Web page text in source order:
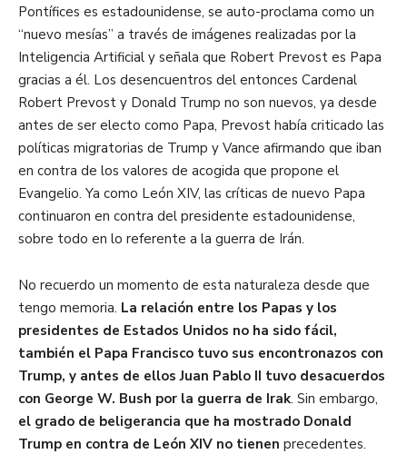
Pontífices es estadounidense, se auto-proclama como un
“nuevo mesías” a través de imágenes realizadas por la
Inteligencia Artificial y señala que Robert Prevost es Papa
gracias a él. Los desencuentros del entonces Cardenal
Robert Prevost y Donald Trump no son nuevos, ya desde
antes de ser electo como Papa, Prevost había criticado las
políticas migratorias de Trump y Vance afirmando que iban
en contra de los valores de acogida que propone el
Evangelio. Ya como León XIV, las críticas de nuevo Papa
continuaron en contra del presidente estadounidense,
sobre todo en lo referente a la guerra de Irán.
No recuerdo un momento de esta naturaleza desde que
tengo memoria. La relación entre los Papas y los
presidentes de Estados Unidos no ha sido fácil,
también el Papa Francisco tuvo sus encontronazos con
Trump, y antes de ellos Juan Pablo II tuvo desacuerdos
con George W. Bush por la guerra de Irak. Sin embargo,
el grado de beligerancia que ha mostrado Donald
Trump en contra de León XIV no tienen precedentes.